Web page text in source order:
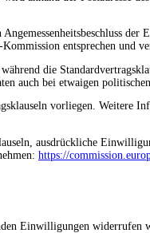
der
entsprechen und
die
bei etwaigen
vorliegen. Weitere
ausdrückliche
https://
Einwilligungen